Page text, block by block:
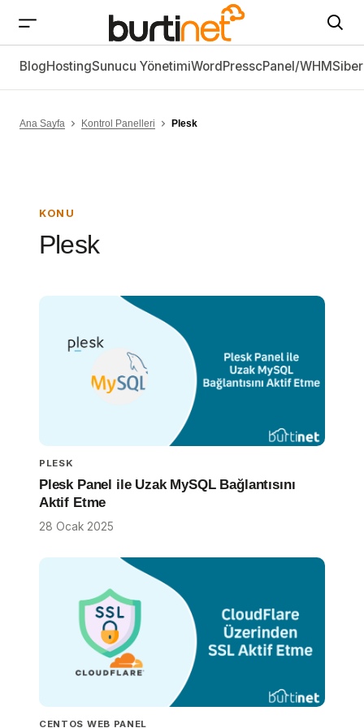
BlogHostingSunucu YönetimiWordPresscPanel/WHM
Ana Sayfa Kontrol Panelleri Plesk
KONU
Plesk
PLESK
Plesk Panel ile Uzak MySQL Bağlantısını
Aktif Etme
28 Ocak 2025
CENTOS WEB PANEL